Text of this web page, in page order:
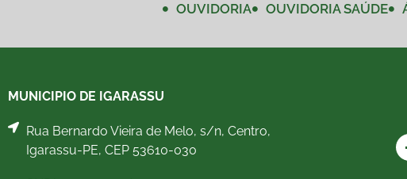
OUVIDORIA OUVIDORIA SAÚDE
MUNICIPIO DE IGARASSU
Rua Bernardo Vieira de Melo, s/n, Centro,
Igarassu-PE, CEP 53610-030